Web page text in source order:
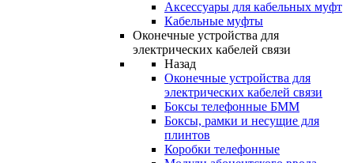
Аксессуары для кабельных муфт
Кабельные муфты
Оконечные устройства для
электрических кабелей связи
Назад
Оконечные устройства для
электрических кабелей связи
Боксы телефонные БММ
Боксы, рамки и несущие для
плинтов
Коробки телефонные